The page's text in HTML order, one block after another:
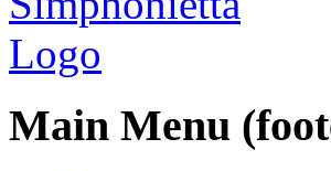
Main Menu